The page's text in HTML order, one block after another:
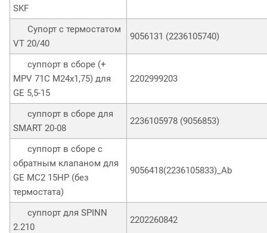
SKF
Супорт с термостатом
VT 20/40
9056131 (2236105740)
суппорт в сборе (+
MPV 71C M24х1,75) для
GE 5,5-15
2202999203
суппорт в сборе для
SMART 20-08
2236105978 (9056853)
суппорт в сборе с
обратным клапаном для
GE MC2 15HP (без
термостата)
9056418(2236105833)_Ab
суппорт для SPINN
2.210
2202260842